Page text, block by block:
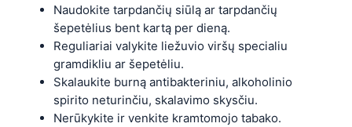
Naudokite tarpdančių siūlą ar tarpdančių
šepetėlius bent kartą per dieną.
Reguliariai valykite liežuvio viršų specialiu
gramdikliu ar šepetėliu.
Skalaukite burną antibakteriniu, alkoholinio
spirito neturinčiu, skalavimo skysčiu.
Nerūkykite ir venkite kramtomojo tabako.